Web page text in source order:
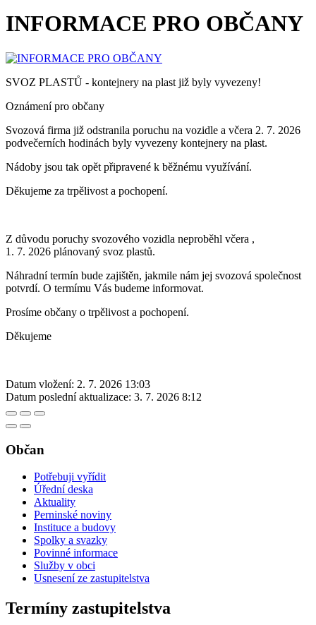
INFORMACE PRO OBČANY
SVOZ PLASTŮ - kontejnery na plast již byly vyvezeny!
Oznámení pro občany
Svozová firma již odstranila poruchu na vozidle a včera 2. 7. 2026
podvečerních hodinách byly vyvezeny kontejnery na plast.
Nádoby jsou tak opět připravené k běžnému využívání.
Děkujeme za trpělivost a pochopení.
Z důvodu poruchy svozového vozidla neproběhl včera ,
1. 7. 2026 plánovaný svoz plastů.
Náhradní termín bude zajištěn, jakmile nám jej svozová společnost
potvrdí. O termímu Vás budeme informovat.
Prosíme občany o trpělivost a pochopení.
Děkujeme
Datum vložení: 2. 7. 2026 13:03
Datum poslední aktualizace: 3. 7. 2026 8:12
Občan
Potřebuji vyřídit
Úřední deska
Aktuality
Perninské noviny
Instituce a budovy
Spolky a svazky
Povinné informace
Služby v obci
Usnesení ze zastupitelstva
Termíny zastupitelstva